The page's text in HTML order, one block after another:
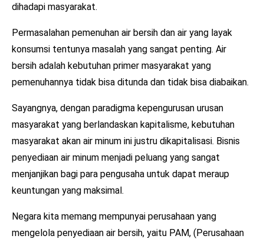
dihadapi masyarakat.
Permasalahan pemenuhan air bersih dan air yang layak
konsumsi tentunya masalah yang sangat penting. Air
bersih adalah kebutuhan primer masyarakat yang
pemenuhannya tidak bisa ditunda dan tidak bisa diabaikan.
Sayangnya, dengan paradigma kepengurusan urusan
masyarakat yang berlandaskan kapitalisme, kebutuhan
masyarakat akan air minum ini justru dikapitalisasi. Bisnis
penyediaan air minum menjadi peluang yang sangat
menjanjikan bagi para pengusaha untuk dapat meraup
keuntungan yang maksimal.
Negara kita memang mempunyai perusahaan yang
mengelola penyediaan air bersih, yaitu PAM, (Perusahaan